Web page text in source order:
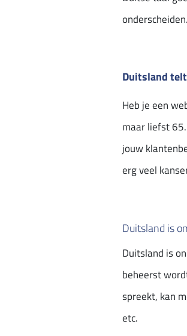
onderscheiden.
Duitsland
Heb je een
maar liefst
jouw
erg veel
Duitsland is
Duitsland is
beheerst
spreekt, kan
etc.